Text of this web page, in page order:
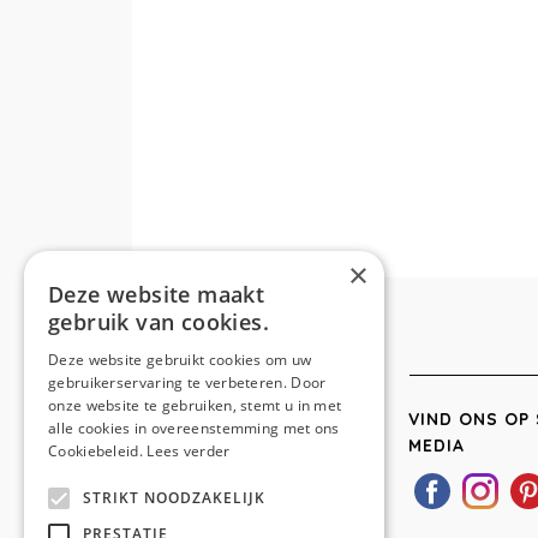
VIND ONS OP
MEDIA
×
Deze website maakt
gebruik van cookies.
Deze website gebruikt cookies om uw
gebruikerservaring te verbeteren. Door
onze website te gebruiken, stemt u in met
alle cookies in overeenstemming met ons
Cookiebeleid. Lees verder
STRIKT NOODZAKELIJK
PRESTATIE